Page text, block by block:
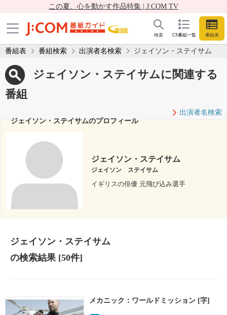
この夏、心を動かす作品特集 | J:COM TV
CS番組一覧 番組表
検索
番組表 番組検索 出演者名検索 ジェイソン・ステイサム
ジェイソン・ステイサムに関連する
番組
出演者名検索
ジェイソン・ステイサムのプロフィール
ジェイソン・ステイサム
ジェイソン ステイサム
イギリスの俳優 元飛び込み選手
ジェイソン・ステイサム
の検索結果[50件]
メカニック：ワールドミッション [字]